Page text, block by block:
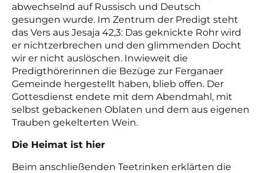
abwechselnd auf Russisch und Deutsch
gesungen wurde. Im Zentrum der Predigt steht
das Vers aus Jesaja 42,3: Das geknickte Rohr wird
er nichtzerbrechen und den glimmenden Docht
wir er nicht auslöschen. Inwieweit die
Predigthörerinnen die Bezüge zur Ferganaer
Gemeinde hergestellt haben, blieb offen. Der
Gottesdienst endete mit dem Abendmahl, mit
selbst gebackenen Oblaten und dem aus eigenen
Trauben gekelterten Wein.
Die Heimat ist hier
Beim anschließenden Teetrinken erklärten die